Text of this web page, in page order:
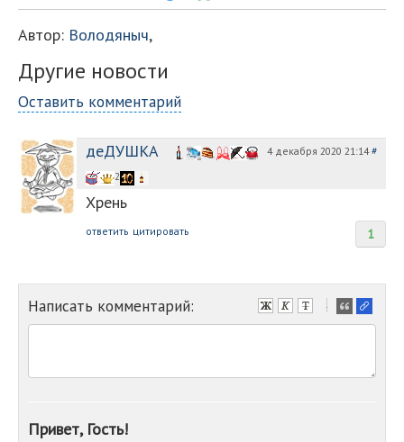
Автор: Володяныч,
Другие новости
Оставить комментарий
деДУШКА 4 декабря 2020 21:14#
2
Хрень
1
ответить цитировать
Написать комментарий:
-
-
-
Привет, Гость!